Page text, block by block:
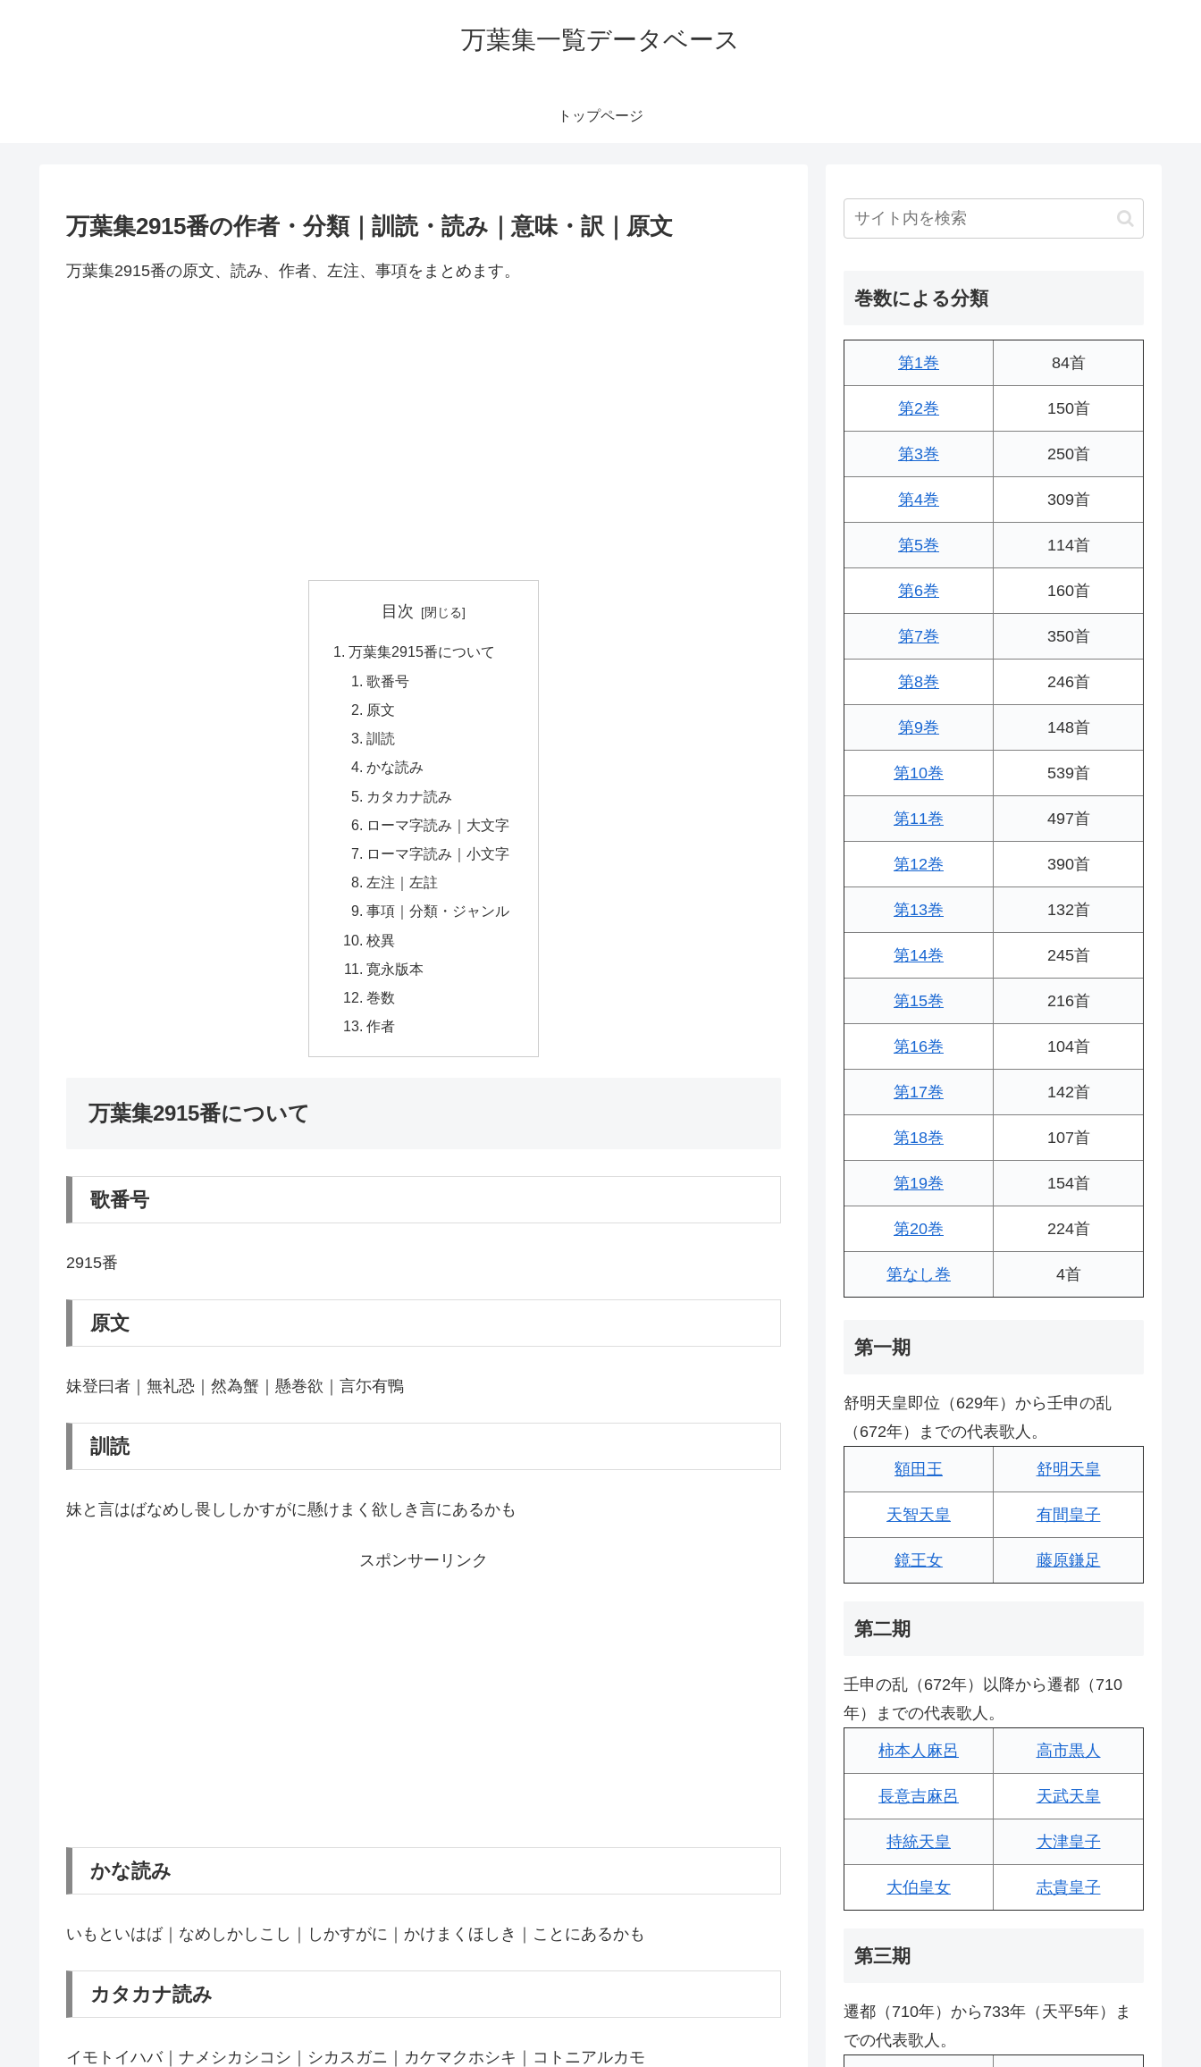
万葉集一覧データベース
トップページ
万葉集2915番の作者・分類｜訓読・読み｜意味・訳｜原文
万葉集2915番の原文、読み、作者、左注、事項をまとめます。
目次
万葉集2915番について
歌番号
原文
訓読
かな読み
カタカナ読み
ローマ字読み｜大文字
ローマ字読み｜小文字
左注｜左註
事項｜分類・ジャンル
校異
寛永版本
巻数
作者
万葉集2915番について
歌番号
2915番
原文
妹登曰者｜無礼恐｜然為蟹｜懸巻欲｜言尓有鴨
訓読
妹と言はばなめし畏ししかすがに懸けまく欲しき言にあるかも
スポンサーリンク
かな読み
いもといはば｜なめしかしこし｜しかすがに｜かけまくほしき｜ことにあるかも
カタカナ読み
イモトイハバ｜ナメシカシコシ｜シカスガニ｜カケマクホシキ｜コトニアルカモ
巻数による分類
第1巻 84首
第2巻 150首
第3巻 250首
第4巻 309首
第5巻 114首
第6巻 160首
第7巻 350首
第8巻 246首
第9巻 148首
第10巻 539首
第11巻 497首
第12巻 390首
第13巻 132首
第14巻 245首
第15巻 216首
第16巻 104首
第17巻 142首
第18巻 107首
第19巻 154首
第20巻 224首
第なし巻 4首
第一期
舒明天皇即位（629年）から壬申の乱
（672年）までの代表歌人。
額田王 舒明天皇
天智天皇 有間皇子
鏡王女 藤原鎌足
第二期
壬申の乱（672年）以降から遷都（710
年）までの代表歌人。
柿本人麻呂 高市黒人
長意吉麻呂 天武天皇
持統天皇 大津皇子
大伯皇女 志貴皇子
第三期
遷都（710年）から733年（天平5年）ま
での代表歌人。